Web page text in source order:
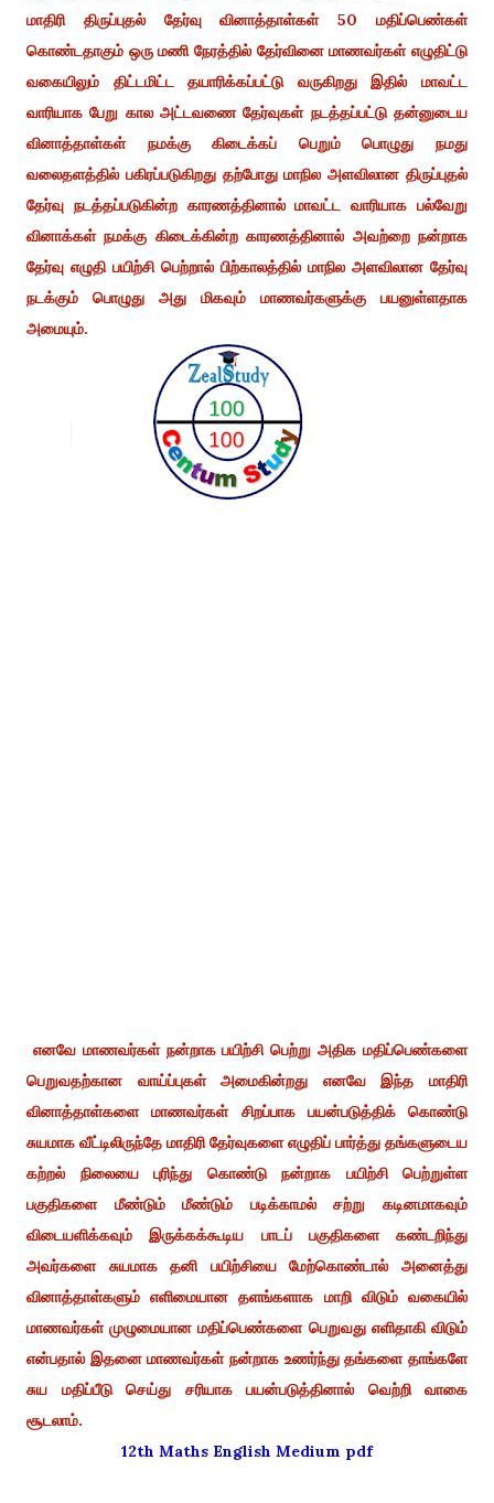
மாதிரி திருப்புதல் தேர்வு வினாத்தாள்கள் 50 மதிப்பெண்கள்
கொண்டதாகும் ஒரு மணி நேரத்தில் தேர்வினை மாணவர்கள் எழுதிட்டு
வகையிலும் திட்டமிட்ட தயாரிக்கப்பட்டு வருகிறது இதில் மாவட்ட
வாரியாக பேறு கால அட்டவணை தேர்வுகள் நடத்தப்பட்டு தன்னுடைய
வினாத்தாள்கள் நமக்கு கிடைக்கப் பெறும் பொழுது நமது
வலைதளத்தில் பகிரப்படுகிறது தற்போது மாநில அளவிலான திருப்புதல்
தேர்வு நடத்தப்படுகின்ற காரணத்தினால் மாவட்ட வாரியாக பல்வேறு
வினாக்கள் நமக்கு கிடைக்கின்ற காரணத்தினால் அவற்றை நன்றாக
தேர்வு எழுதி பயிற்சி பெற்றால் பிற்காலத்தில் மாநில அளவிலான தேர்வு
நடக்கும் பொழுது அது மிகவும் மாணவர்களுக்கு பயனுள்ளதாக
அமையும்.
எனவே மாணவர்கள் நன்றாக பயிற்சி பெற்று அதிக மதிப்பெண்களை
பெறுவதற்கான வாய்ப்புகள் அமைகின்றது எனவே இந்த மாதிரி
வினாத்தாள்களை மாணவர்கள் சிறப்பாக பயன்படுத்திக் கொண்டு
சுயமாக வீட்டிலிருந்தே மாதிரி தேர்வுகளை எழுதிப் பார்த்து தங்களுடைய
கற்றல் நிலையை புரிந்து கொண்டு நன்றாக பயிற்சி பெற்றுள்ள
பகுதிகளை மீண்டும் மீண்டும் படிக்காமல் சற்று கடினமாகவும்
விடையளிக்கவும் இருக்கக்கூடிய பாடப் பகுதிகளை கண்டறிந்து
அவர்களை சுயமாக தனி பயிற்சியை மேற்கொண்டால் அனைத்து
வினாத்தாள்களும் எளிமையான தளங்களாக மாறி விடும் வகையில்
மாணவர்கள் முழுமையான மதிப்பெண்களை பெறுவது எளிதாகி விடும்
என்பதால் இதனை மாணவர்கள் நன்றாக உணர்ந்து தங்களை தாங்களே
சுய மதிப்பீடு செய்து சரியாக பயன்படுத்தினால் வெற்றி வாகை
சூடலாம்.
12th Maths English Medium pdf